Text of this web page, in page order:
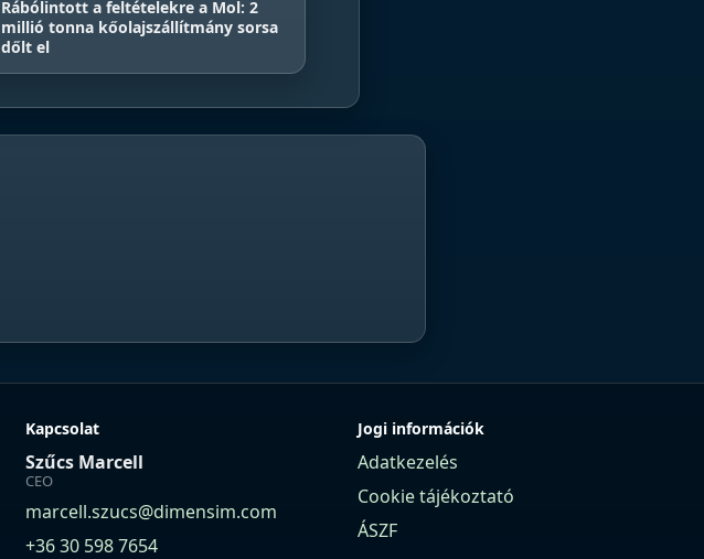
Rábólintott a feltételekre a Mol: 2
millió tonna kőolajszállítmány sorsa
dőlt el
Kapcsolat
Szűcs Marcell
CEO
marcell.szucs@dimensim.com
+36 30 598 7654
Jogi információk
Adatkezelés
Cookie tájékoztató
ÁSZF